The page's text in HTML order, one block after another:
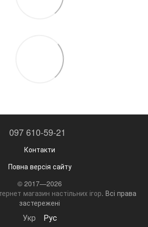
097 610-59-21
Контакти
Повна версія сайту
© 2017—2026
магазин настільних ігор. Всі права
застережені
Укр Рус